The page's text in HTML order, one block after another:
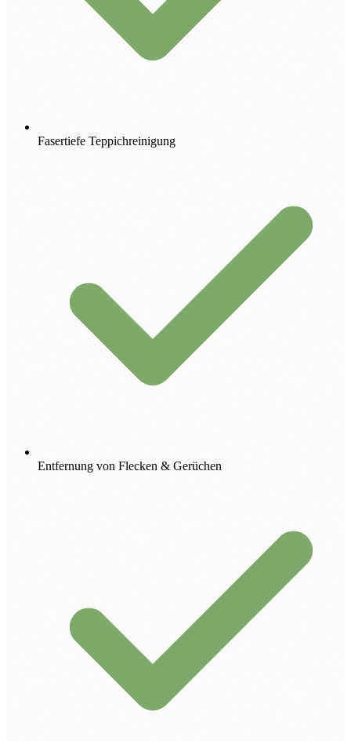
Fasertiefe Teppichreinigung
Entfernung von Flecken & Gerüchen